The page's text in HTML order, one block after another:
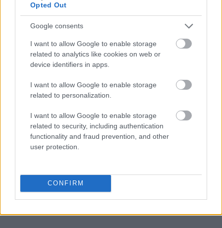
Opted Out
Google consents
I want to allow Google to enable storage
related to analytics like cookies on web or
device identifiers in apps.
I want to allow Google to enable storage
related to personalization.
I want to allow Google to enable storage
related to security, including authentication
functionality and fraud prevention, and other
user protection.
CONFIRM
bajt
didżej
centyl
wytężyć